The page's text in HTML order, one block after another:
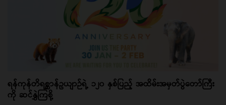
ရန်ကုန်တိရစ္ဆာန်ဥယျာဉ်ရဲ့ ၁၂၀ နှစ်ပြည့် အထိမ်းအမှတ်ပွဲတော်ကြီး
ကို ဆင်နွှဲကြစို့